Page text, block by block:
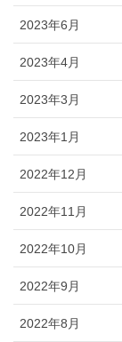
2023年6月
2023年4月
2023年3月
2023年1月
2022年12月
2022年11月
2022年10月
2022年9月
2022年8月